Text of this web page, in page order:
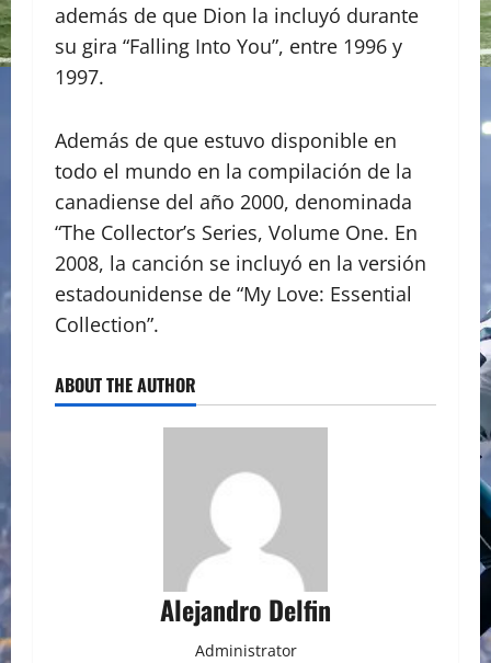
además de que Dion la incluyó durante
su gira “Falling Into You”, entre 1996 y
1997.
Además de que estuvo disponible en
todo el mundo en la compilación de la
canadiense del año 2000, denominada
“The Collector’s Series, Volume One. En
2008, la canción se incluyó en la versión
estadounidense de “My Love: Essential
Collection”.
ABOUT THE AUTHOR
Alejandro Delfin
Administrator